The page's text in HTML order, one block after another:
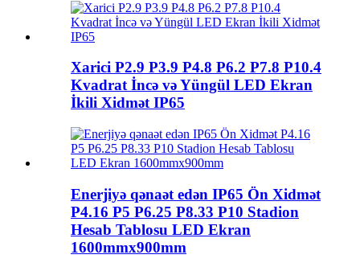
Xarici P2.9 P3.9 P4.8 P6.2 P7.8 P10.4
Kvadrat İncə və Yüngül LED Ekran
İkili Xidmət IP65
Enerjiyə qənaət edən IP65 Ön Xidmət
P4.16 P5 P6.25 P8.33 P10 Stadion
Hesab Tablosu LED Ekran
1600mmx900mm